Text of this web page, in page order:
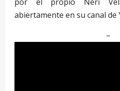
abiertamente en su canal de
–